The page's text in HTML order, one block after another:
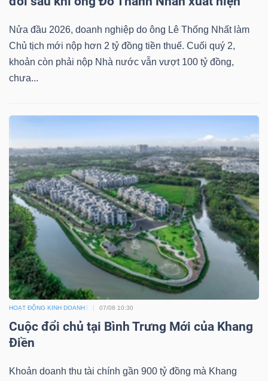
Nửa đầu 2026, doanh nghiệp do ông Lê Thống Nhất làm
Chủ tịch mới nộp hơn 2 tỷ đồng tiền thuế. Cuối quý 2,
khoản còn phải nộp Nhà nước vẫn vượt 100 tỷ đồng,
chưa...
HOẠT ĐỘNG KINH DOANH 07/08 10:30
Cuộc đổi chủ tại Bình Trưng Mới của Khang
Điền
Khoản doanh thu tài chính gần 900 tỷ đồng mà Khang